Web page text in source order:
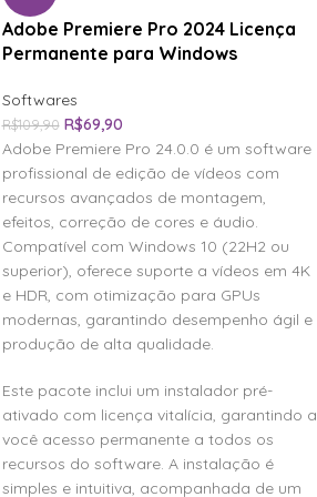
Adobe Premiere Pro 2024 Licença
Permanente para Windows
Softwares
R$109,90 R$69,90
Adobe Premiere Pro 24.0.0 é um software
profissional de edição de vídeos com
recursos avançados de montagem,
efeitos, correção de cores e áudio.
Compatível com Windows 10 (22H2 ou
superior), oferece suporte a vídeos em 4K
e HDR, com otimização para GPUs
modernas, garantindo desempenho ágil e
produção de alta qualidade.
Este pacote inclui um instalador pré-
ativado com licença vitalícia, garantindo a
você acesso permanente a todos os
recursos do software. A instalação é
simples e intuitiva, acompanhada de um